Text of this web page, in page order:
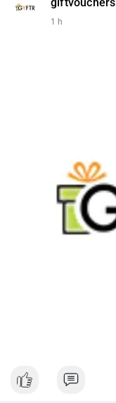
#207btc
giftvouchers
1 h